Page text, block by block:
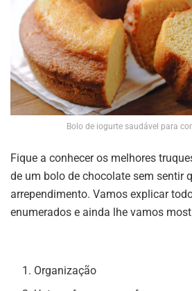
Bolo de iogurte saudável para
Fique a conhecer os melhores
de um bolo de chocolate sem sentir
arrependimento. Vamos explicar
enumerados e ainda lhe vamos
Organização